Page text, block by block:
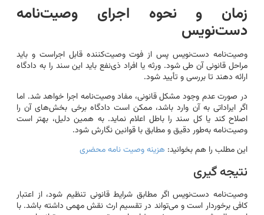
زمان و نحوه اجرای وصیت‌نامه
دست‌نویس
وصیت‌نامه دست‌نویس پس از فوت وصیت‌کننده قابل اجراست و باید
مراحل قانونی آن طی شود. ورثه یا افراد ذی‌نفع باید این سند را به دادگاه
ارائه دهند تا بررسی و تأیید شود.
در صورت عدم وجود مشکل قانونی، مفاد وصیت‌نامه اجرا خواهد شد. اما
اگر ایراداتی به آن وارد باشد، ممکن است دادگاه برخی بخش‌های آن را
اصلاح کند یا کل سند را باطل اعلام نماید. به همین دلیل، بهتر است
وصیت‌نامه به‌طور دقیق و مطابق با قوانین نگارش شود.
این مطلب را هم بخوانید:هزینه وصیت نامه محضری
نتیجه گیری
وصیت‌نامه دست‌نویس اگر مطابق شرایط قانونی تنظیم شود، از اعتبار
کافی برخوردار است و می‌تواند در تقسیم ارث نقش مهمی داشته باشد. با